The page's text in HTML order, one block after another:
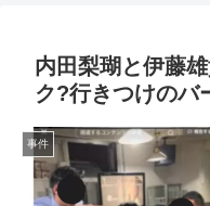
内田梨瑚と伊藤
ク?行きつけのバ
事件